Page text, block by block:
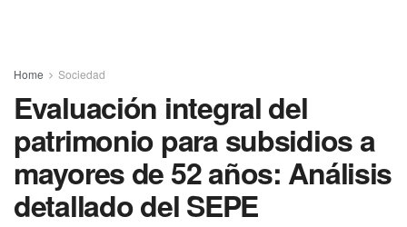
Home Sociedad
Evaluación integral del
patrimonio para subsidios a
mayores de 52 años: Análisis
detallado del SEPE